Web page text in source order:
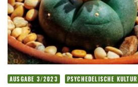
AUSGABE 3/2023 PSYCHEDELISCHE KULTUR